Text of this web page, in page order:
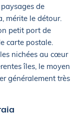
de
mérite le détour.
petit port de
carte postale.
nichées au cœur
îles, le moyen
généralement très